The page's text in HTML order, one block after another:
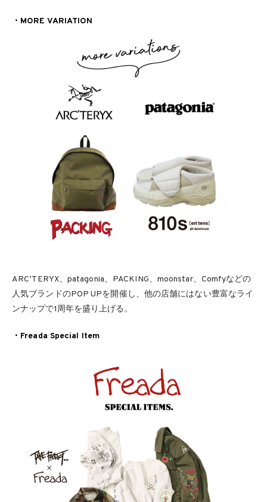
・MORE VARIATION
ARC’TERYX、patagonia、PACKING、moonstar、Comfyなどの
⼈気ブランドのPOP UPを開催し、他の店舗にはない豊富なライ
ンナップで1周年を盛り上げる。
・Freada Special Item